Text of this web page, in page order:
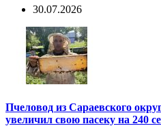
30.07.2026
Пчеловод из Сараевского
увеличил свою пасеку на 240